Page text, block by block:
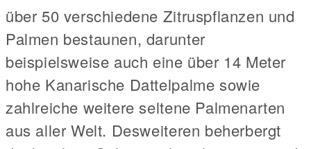
über 50 verschiedene Zitruspflanzen und
Palmen bestaunen, darunter
beispielsweise auch eine über 14 Meter
hohe Kanarische Dattelpalme sowie
zahlreiche weitere seltene Palmenarten
aus aller Welt. Desweiteren beherbergt